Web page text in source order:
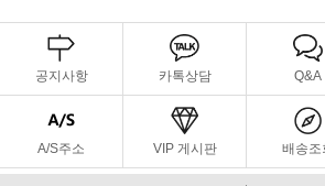
공지사항 카톡상담 Q&A
A/S주소 VIP 게시판 배송조